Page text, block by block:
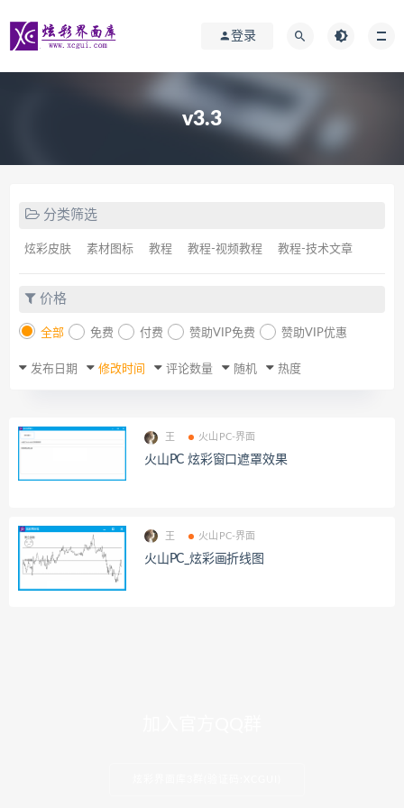
登录
v3.3
分类筛选
炫彩皮肤 素材图标 教程 教程-视频教程 教程-技术文章
价格
全部 免费 付费 赞助VIP免费 赞助VIP优惠
发布日期 修改时间 评论数量 随机 热度
王 火山PC-界面
火山PC 炫彩窗口遮罩效果
王 火山PC-界面
火山PC_炫彩画折线图